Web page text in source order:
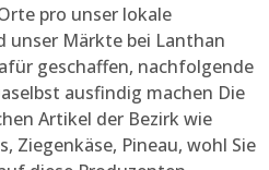
pro unser lokale
unser Märkte bei Lanthan
geschaffen, nachfolgende
ausfindig machen Die
Artikel der Bezirk wie
Ziegenkäse, Pineau, wohl Sie